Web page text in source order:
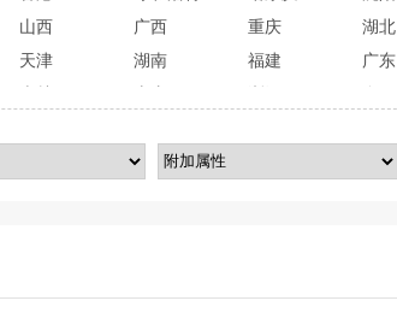
山西 广西 重庆 湖北
天津 湖南 福建 广东